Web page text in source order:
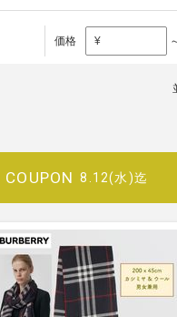
価格 ¥
COUPON 8.12(水)迄